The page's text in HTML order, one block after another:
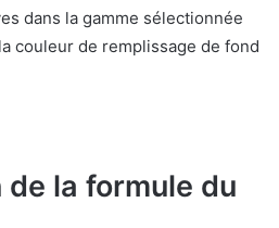
dans la gamme sélectionnée
couleur de remplissage de fond
la formule du